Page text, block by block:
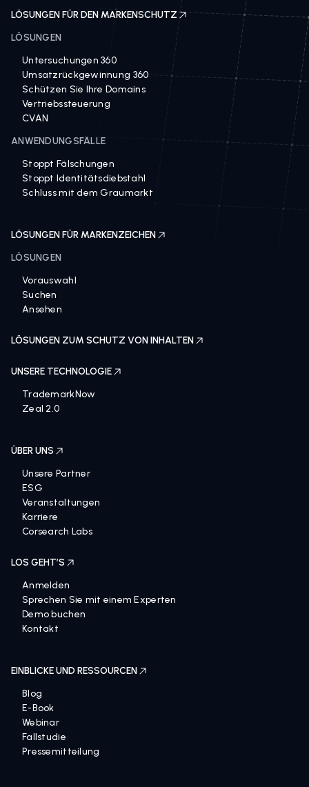
LÖSUNGEN FÜR DEN MARKENSCHUTZ
LÖSUNGEN
Untersuchungen 360
Umsatzrückgewinnung 360
Schützen Sie Ihre Domains
Vertriebssteuerung
CVAN
ANWENDUNGSFÄLLE
Stoppt Fälschungen
Stoppt Identitätsdiebstahl
Schluss mit dem Graumarkt
LÖSUNGEN FÜR MARKENZEICHEN
LÖSUNGEN
Vorauswahl
Suchen
Ansehen
LÖSUNGEN ZUM SCHUTZ VON INHALTEN
UNSERE TECHNOLOGIE
TrademarkNow
Zeal 2.0
ÜBER UNS
Unsere Partner
ESG
Veranstaltungen
Karriere
Corsearch Labs
LOS GEHT’S
Anmelden
Sprechen Sie mit einem Experten
Demo buchen
Kontakt
EINBLICKE UND RESSOURCEN
Blog
E-Book
Webinar
Fallstudie
Pressemitteilung